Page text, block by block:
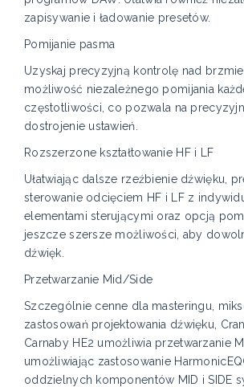
zapisywanie i ładowanie presetów.
Pomijanie pasma
Uzyskaj precyzyjną kontrolę nad
możliwość niezależnego pomijania
częstotliwości, co pozwala na
dostrojenie ustawień.
Rozszerzone kształtowanie HF i LF
Ułatwiając dalsze rzeźbienie dźwięku,
sterowanie odcięciem HF i LF z
elementami sterującymi oraz opcją
jeszcze szersze możliwości, aby
dźwięk.
Przetwarzanie Mid/Side
Szczególnie cenne dla masteringu,
zastosowań projektowania dźwięku,
Carnaby HE2 umożliwia przetwarzanie
umożliwiając zastosowanie
oddzielnych komponentów MID i SIDE